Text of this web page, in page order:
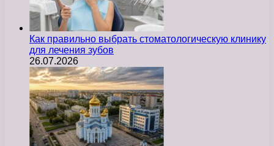
Как правильно выбрать стоматологическую клинику
для лечения зубов
26.07.2026